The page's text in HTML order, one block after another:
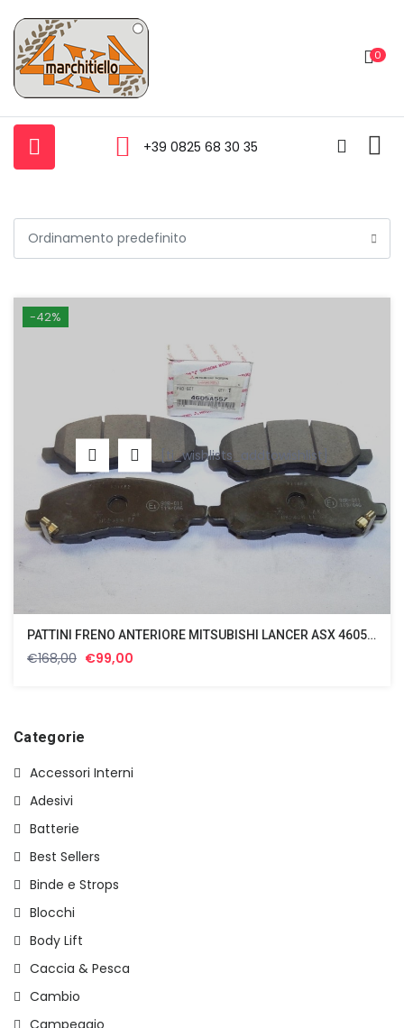
0
+39 0825 68 30 35
-42%
[ti_wishlists_addtowishlist]
PATTINI FRENO ANTERIORE MITSUBISHI LANCER ASX 4605A557
€168,00 Il€99,00
Categorie
Accessori Interni
Adesivi
Batterie
Best Sellers
Binde e Strops
Blocchi
Body Lift
Caccia & Pesca
Cambio
Campeggio